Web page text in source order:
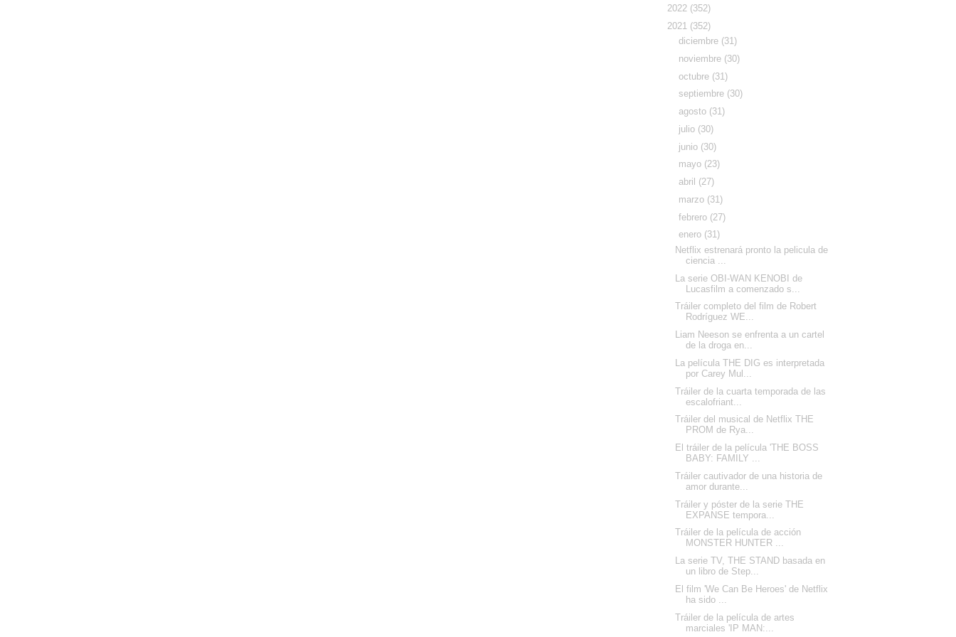
2022 (352)
2021 (352)
diciembre (31)
noviembre (30)
octubre (31)
septiembre (30)
agosto (31)
julio (30)
junio (30)
mayo (23)
abril (27)
marzo (31)
febrero (27)
enero (31)
Netflix estrenará pronto la pelicula de
ciencia ...
La serie OBI-WAN KENOBI de
Lucasfilm a comenzado s...
Tráiler completo del film de Robert
Rodríguez WE...
Liam Neeson se enfrenta a un cartel
de la droga en...
La película THE DIG es interpretada
por Carey Mul...
Tráiler de la cuarta temporada de las
escalofriant...
Tráiler del musical de Netflix THE
PROM de Rya...
El tráiler de la película 'THE BOSS
BABY: FAMILY ...
Tráiler cautivador de una historia de
amor durante...
Tráiler y póster de la serie THE
EXPANSE tempora...
Tráiler de la película de acción
MONSTER HUNTER ...
La serie TV, THE STAND basada en
un libro de Step...
El film 'We Can Be Heroes' de Netflix
ha sido ...
Tráiler de la película de artes
marciales 'IP MAN:...